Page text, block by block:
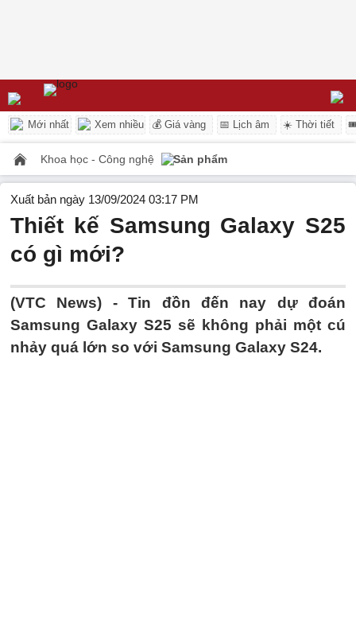
Mới nhất Xem nhiều 💰 Giá vàng 📅 Lịch âm ☀️ Thời tiết
Khoa học - Công nghệ Sản phẩm
Xuất bản ngày 13/09/2024 03:17 PM
Thiết kế Samsung Galaxy S25
có gì mới?
(VTC News) -Tin đồn đến nay dự đoán
Samsung Galaxy S25 sẽ không phải một cú
nhảy quá lớn so với Samsung Galaxy S24.